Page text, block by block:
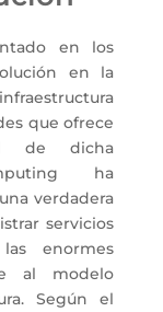
en los
en la
que ofrece
de dicha
ha
verdadera
servicios
enormes
al modelo
Según el